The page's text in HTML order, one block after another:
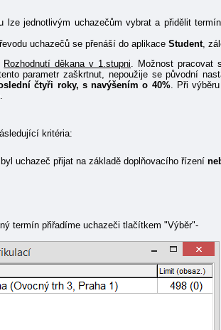
jednotlivým uchazečům vybrat a přidělit
uchazečů se přenáší do aplikace Student,
Rozhodnutí děkana v 1.stupni . Možnost
parametr zaškrtnut, nepoužije se původní
čtyři roky, s navýšením o 40%. Při
kritéria:
uchazeč přijat na základě doplňovacího řízení
termín přiřadíme uchazeči tlačítkem "Výběr"-